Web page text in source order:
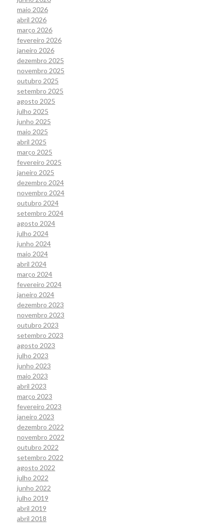
maio 2026
abril 2026
março 2026
fevereiro 2026
janeiro 2026
dezembro 2025
novembro 2025
outubro 2025
setembro 2025
agosto 2025
julho 2025
junho 2025
maio 2025
abril 2025
março 2025
fevereiro 2025
janeiro 2025
dezembro 2024
novembro 2024
outubro 2024
setembro 2024
agosto 2024
julho 2024
junho 2024
maio 2024
abril 2024
março 2024
fevereiro 2024
janeiro 2024
dezembro 2023
novembro 2023
outubro 2023
setembro 2023
agosto 2023
julho 2023
junho 2023
maio 2023
abril 2023
março 2023
fevereiro 2023
janeiro 2023
dezembro 2022
novembro 2022
outubro 2022
setembro 2022
agosto 2022
julho 2022
junho 2022
julho 2019
abril 2019
abril 2018